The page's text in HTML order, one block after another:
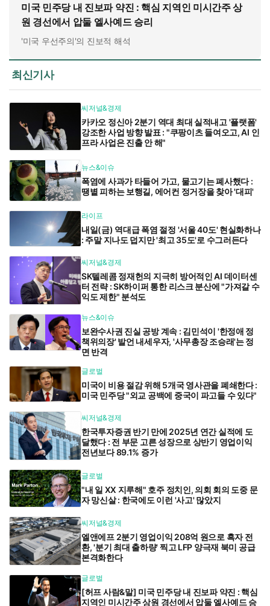
미국 민주당 내 진보파 약진 : 핵심 지역인 미시간주 상
원 경선에서 압둘 엘사예드 승리
'미국 우선주의'의 진보적 해석
최신기사
씨저널&경제
카카오 정신아 2분기 역대 최대 실적내고 '플랫폼'
강조한 사업 방향 발표 : "쿠팡이츠 들여오고, AI 인
프라 사업은 진출 안 해"
뉴스&이슈
폭염에 사과가 타들어 가고, 물고기는 폐사했다 :
땡볕 피하는 보행길, 에어컨 정거장을 찾아 '대피'
라이프
내일(금) 역대급 폭염 절정 '서울 40도' 현실화하나
: 주말 지나도 덥지만 '최고 35도'로 수그러든다
씨저널&경제
SK텔레콤 정재헌의 지극히 방어적인 AI 데이터센
터 전략 : SK하이퍼 통한 리스크 분산에 "가져갈 수
익도 제한" 분석도
뉴스&이슈
보완수사권 진실 공방 계속 : 김민석이 '한정애 정
책위의장' 발언 내세우자, '사무총장 조승래'는 정
면 반격
글로벌
미국이 비용 절감 위해 5개국 영사관을 폐쇄한다 :
미국 민주당 "외교 공백에 중국이 파고들 수 있다"
씨저널&경제
한국투자증권 반기 만에 2025년 연간 실적에 도
달했다 : 전 부문 고른 성장으로 상반기 영업이익
전년보다 89.1% 증가
글로벌
"내 일 XX 지루해" 호주 정치인, 의회 회의 도중 문
자 망신살 : 한국에도 이런 '사고' 많았지
씨저널&경제
엘앤에프 2분기 영업이익 208억 원으로 흑자 전
환, '분기 최대 출하량' 찍고 LFP 양극재 북미 공급
본격화한다
글로벌
[허프 사람&말] 미국 민주당 내 진보파 약진 : 핵심
지역인 미시간주 상원 경선에서 압둘 엘사예드 승